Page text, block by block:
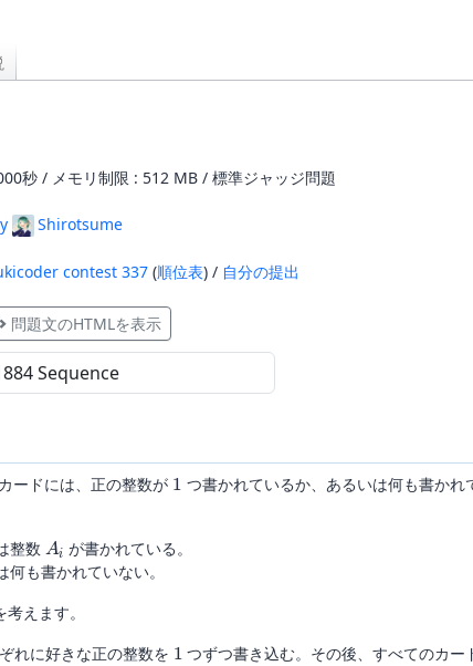
秒 / メモリ制限 : 512 MB / 標準ジャッジ問題
Shirotsume
contest 337 (順位表) / 自分の提出
問題文のHTMLを表示
ードには、正の整数が
1
つ書かれているか、あるいは何も書かれ
整数
A
が書かれている。
も書かれていない。
えます。
れに好きな正の整数を
つずつ書き込む。その後、すべてのカー